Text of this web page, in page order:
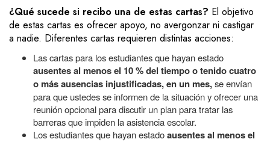
¿Qué sucede si recibo una de estas cartas? El objetivo
de estas cartas es ofrecer apoyo, no avergonzar ni castigar
a nadie. Diferentes cartas requieren distintas acciones:
Las cartas para los estudiantes que hayan estado
ausentes al menos el 10 % del tiempo o tenido cuatro
o más ausencias injustificadas, en un mes,se envían
para que ustedes se informen de la situación y ofrecer una
reunión opcional para discutir un plan para tratar las
barreras que impiden la asistencia escolar.
Los estudiantes que hayan estadoausentes al menos el